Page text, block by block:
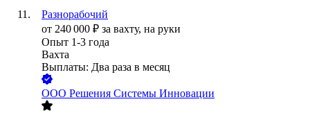
Разнорабочий
от 240 000 ₽ за вахту, на руки
Опыт 1-3 года
Вахта
Выплаты: Два раза в месяц
ООО Решения Системы Инновации